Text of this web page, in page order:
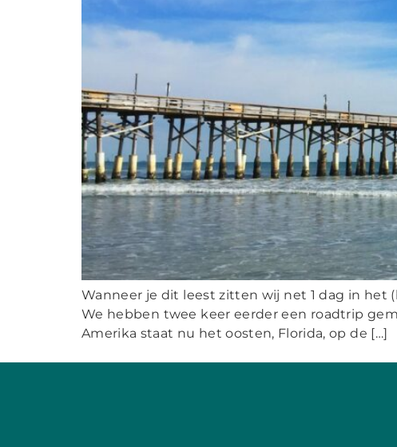
Wanneer je dit leest zitten wij net 1 dag in het
We hebben twee keer eerder een roadtrip
Amerika staat nu het oosten, Florida, op de […]